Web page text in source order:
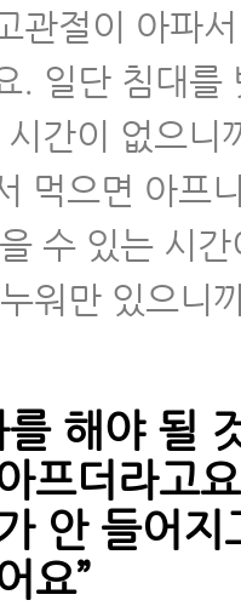
관절이 아파
. 일단 침대를
간이 없으니
먹으면 아프
수 있는 시
워만 있으니
해야 될
프더라고
안 들어지
요”